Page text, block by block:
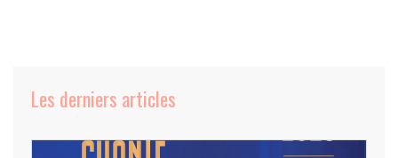
Les derniers articles